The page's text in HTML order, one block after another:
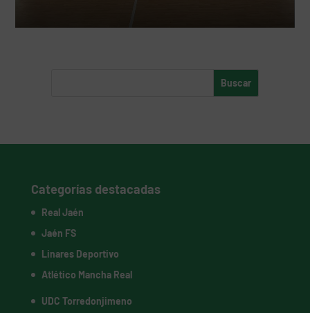
Categorías destacadas
Real Jaén
Jaén FS
Linares Deportivo
Atlético Mancha Real
UDC Torredonjimeno